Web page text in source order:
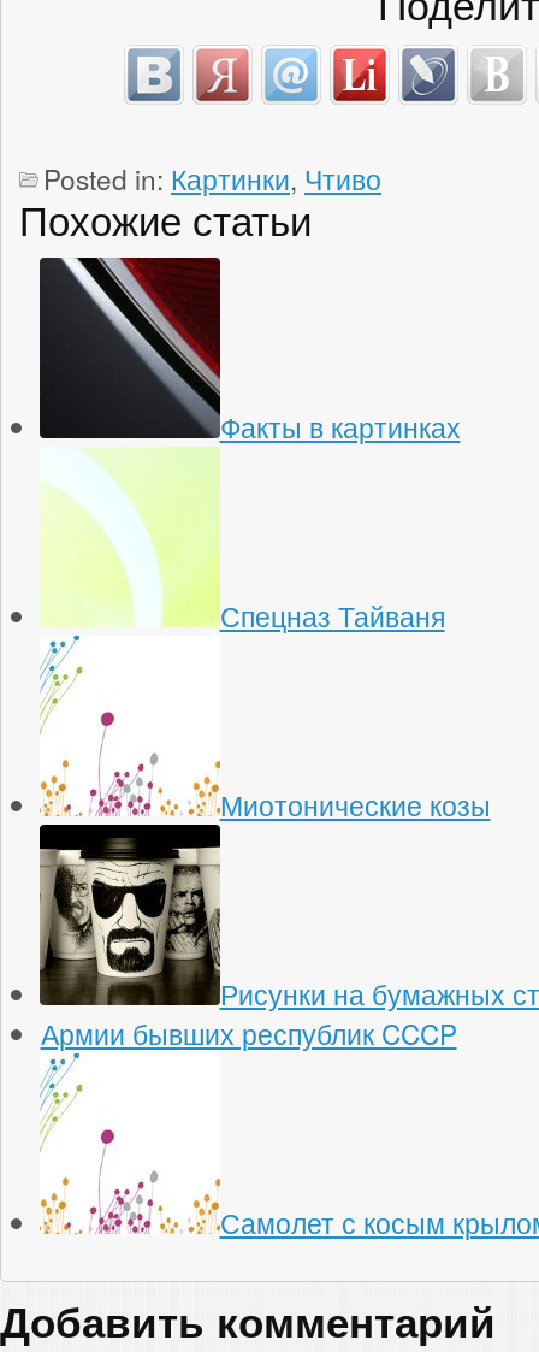
Posted in: Картинки, Чтиво
Похожие статьи
Факты в картинках
Спецназ Тайваня
Миотонические козы
Рисунки на бумажных
Армии бывших республик CCCP
Самолет с косым
Добавить комментарий